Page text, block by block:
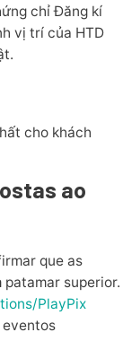
chỉ Đăng kí
vị trí của HTD
cho khách
ao
que as
superior.
PlayPix